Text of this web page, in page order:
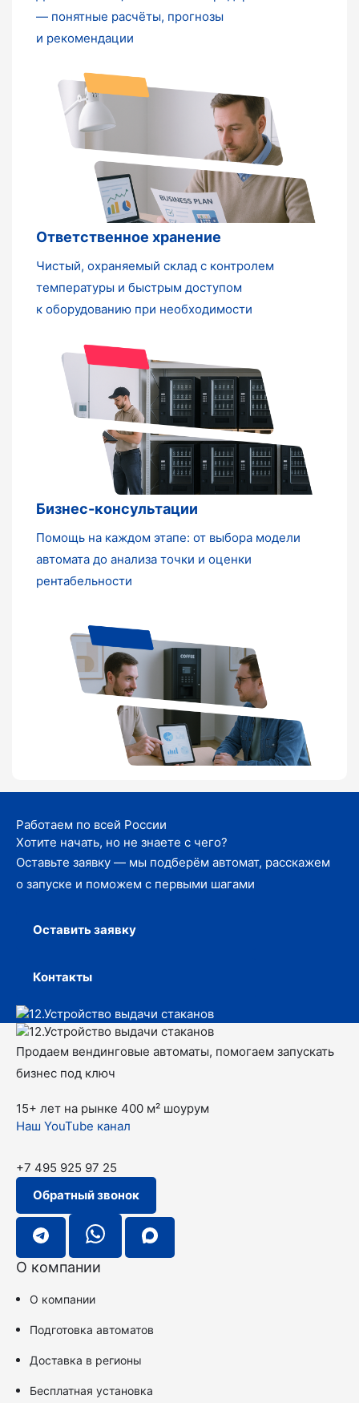
— понятные расчёты, прогнозы
и рекомендации
Ответственное хранение
Чистый, охраняемый склад с контролем
температуры и быстрым доступом
к оборудованию при необходимости
Бизнес-консультации
Помощь на каждом этапе: от выбора модели
автомата до анализа точки и оценки
рентабельности
Работаем по всей России
Хотите начать, но не знаете с чего?
Оставьте заявку — мы подберём автомат, расскажем
о запуске и поможем с первыми шагами
Оставить заявку
Контакты
Продаем вендинговые автоматы, помогаем запускать
бизнес под ключ
15+ лет на рынке 400 м² шоурум
Наш YouTube канал
+7 495 925 97 25
Обратный звонок
О компании
О компании
Подготовка автоматов
Доставка в регионы
Бесплатная установка